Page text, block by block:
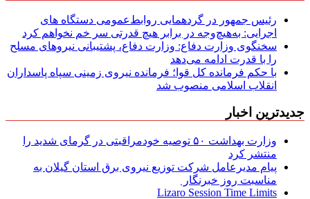
رئیس جمهور در گردهمایی روابط‌عمومی دستگاه های
اجرایی: به‌هیچ‌وجه در برابر هیچ قدرتی سر خم نخواهم کرد
سخنگوی وزارت دفاع: وزارت دفاع، پشتیبانی نیرو‌های مسلح
را با قدرت ادامه می‌دهد
با حکم فرمانده کل قوا؛ فرمانده نیروی زمینی سپاه پاسداران
انقلاب اسلامی منصوب شد
جدیدترین اخبار
وزارت بهداشت ۵۰ توصیه خودمراقبتی در گرمای شدید را
منتشر کرد
پیام مدیرعامل شركت توزیع نیروی برق استان گیلان به
مناسبت روز خبرنگار ‌
Lizaro Session Time Limits